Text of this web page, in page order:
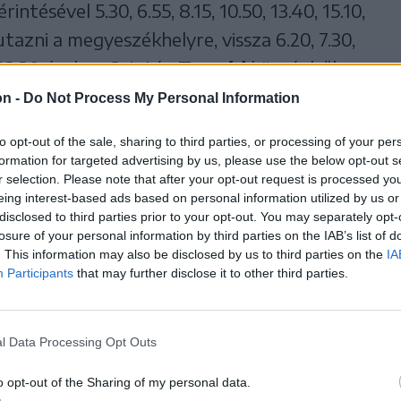
- Do Not Process My Personal Information
opt-out of the sale, sharing to third parties, or processing of your
for targeted advertising by us, please use the below opt-out
selection. Please note that after your opt-out request is processed
interest-based ads based on personal information utilized by us
to third parties prior to your opt-out. You may separately
of your personal information by third parties on the IAB’s list of
This information may also be disclosed by us to third parties on the
Participants that may further disclose it to other third parties.
Data Processing Opt Outs
opt-out of the Sharing of my personal data.
5.30, 6.55, 8.15, 10.50, 13.40, 15.10,
a megyeszékhelyre, vissza 6.20, 7.30,
23.30 órakor. SzinténTusnádközségből,
15.15-kor indul busz Csíkszeredába, vissza
órakor közlekedik autóbusz.
Csíkszentgyörgyig 7.15 és 18.15-kor indul
5.30, 6, 7.15, 8.20, 15.05, 17.20,
visszafelé 6.30, 7.30, 14.20, 16, 19.30
időpontokban indulnak buszok: 6,
18.30, 20.30, 22, visszafelé 6.30, 7.30, 10.30,
21, 23.30 órakor.Borzsovából